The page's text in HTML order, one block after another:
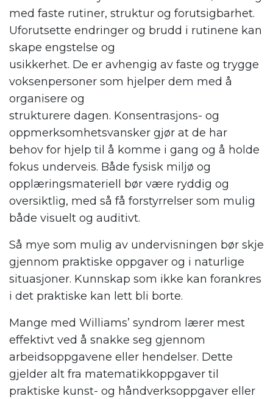
med faste rutiner, struktur og forutsigbarhet.
Uforutsette endringer og brudd i rutinene kan
skape engstelse og
usikkerhet. De er avhengig av faste og trygge
voksenpersoner som hjelper dem med å
organisere og
strukturere dagen. Konsentrasjons- og
oppmerksomhetsvansker gjør at de har
behov for hjelp til å komme i gang og å holde
fokus underveis. Både fysisk miljø og
opplæringsmateriell bør være ryddig og
oversiktlig, med så få forstyrrelser som mulig
både visuelt og auditivt.
Så mye som mulig av undervisningen bør skje
gjennom praktiske oppgaver og i naturlige
situasjoner. Kunnskap som ikke kan forankres
i det praktiske kan lett bli borte.
Mange med Williams’ syndrom lærer mest
effektivt ved å snakke seg gjennom
arbeidsoppgavene eller hendelser. Dette
gjelder alt fra matematikkoppgaver til
praktiske kunst- og håndverksoppgaver eller